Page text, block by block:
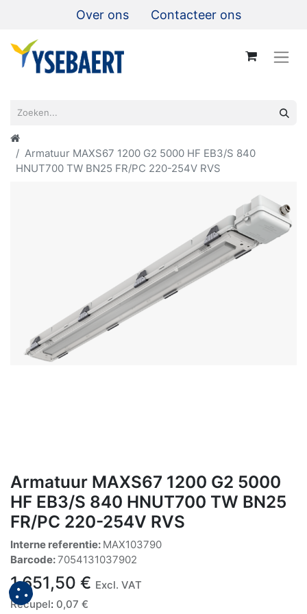
Over ons Contacteer ons
Armatuur MAXS67 1200 G2 5000 HF EB3/S 840
HNUT700 TW BN25 FR/PC 220-254V RVS
Armatuur MAXS67 1200 G2 5000
HF EB3/S 840 HNUT700 TW BN25
FR/PC 220-254V RVS
Interne referentie: MAX103790
Barcode:7054131037902
1.651,50 € Excl. VAT
Recupel: 0,07 €